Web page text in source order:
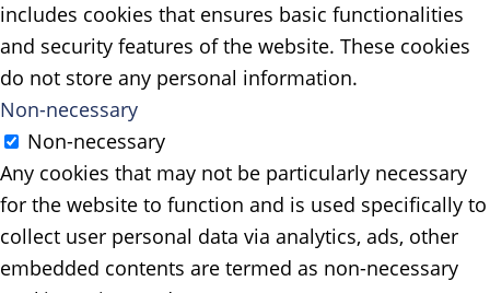
includes cookies that ensures basic functionalities
and security features of the website. These cookies
do not store any personal information.
Non-necessary
Non-necessary
Any cookies that may not be particularly necessary
for the website to function and is used specifically to
collect user personal data via analytics, ads, other
embedded contents are termed as non-necessary